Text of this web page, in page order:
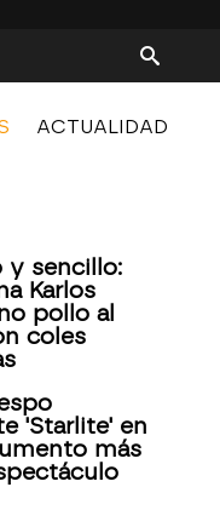
ACTUALIDAD
y sencillo:
Karlos
pollo al
coles
'Starlite' en
más